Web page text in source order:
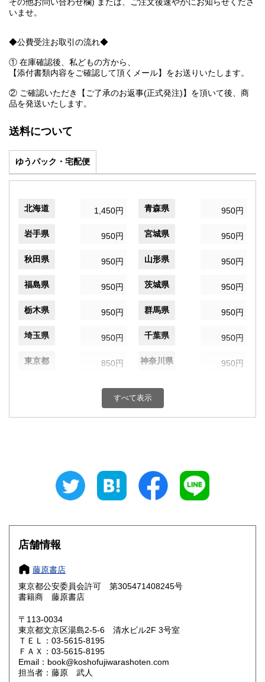
いませ。
◆公費受注お取引の流れ◆
① 在庫確認後、私どもの方から、
【添付書類内容をご確認して頂くメール】をお送りいたします。
② ご確認いただき【ご了承のお返事(正式発注)】を頂いて後、商
品を発送いたします。
送料について
ゆうパック・宅配便
北海道 1,450円 青森県 950円
岩手県 950円 宮城県 950円
秋田県 950円 山形県 950円
福島県 950円 茨城県 950円
栃木県 950円 群馬県 950円
埼玉県 950円 千葉県 950円
東京都 850円 神奈川県 950円
950円 富山県
950円 三重県
大阪府
奈良県
鳥取県 1,200円 島根県
岡山県
山口県 1,200円
香川県 1,200円 愛媛県
すべて表示
店舗情報
藤原書店
東京都公安委員会許可 第305471408245号
書籍商 藤原書店
〒113-0034
東京都文京区湯島2-5-6 清水ビル2F 3号室
ＴＥＬ：03-5615-8195
ＦＡＸ：03-5615-8195
Email：book@koshofujiwarashoten.com
担当者：藤原 武人